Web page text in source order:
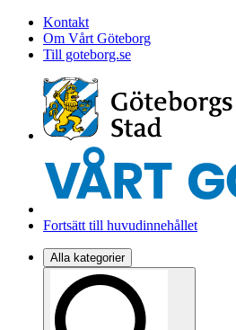
Kontakt
Om Vårt Göteborg
Till goteborg.se
Fortsätt till huvudinnehållet
Alla kategorier